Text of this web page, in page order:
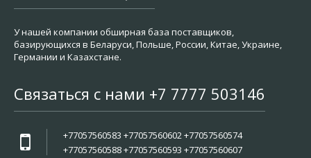
У нашей компании обширная база поставщиков,
базирующихся в Беларуси, Польше, России, Китае, Украине,
Германии и Казахстане.
Связаться с нами +7 7777 503146
+77057560583 +77057560602 +77057560574
+77057560588 +77057560593 +77057560607